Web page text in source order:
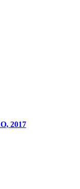
2017